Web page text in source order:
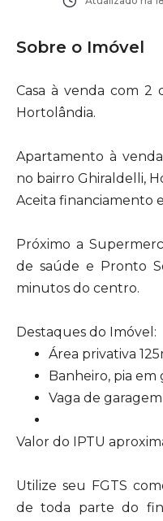
Sobre o Imóvel
Casa à venda com 2
Hortolândia.
Apartamento à
no bairro Ghiraldelli,
Aceita financiamento e
Próximo a
de saúde e Pronto
minutos do centro.
Destaques do Imóvel:
Área privativa
Banheiro, pia em
Vaga de
Valor do IPTU
Utilize seu FGTS
de toda parte do